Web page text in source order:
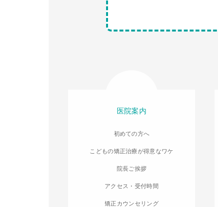
医院案内
初めての方へ
こどもの矯正治療が得意なワケ
院長ご挨拶
アクセス・受付時間
矯正カウンセリング